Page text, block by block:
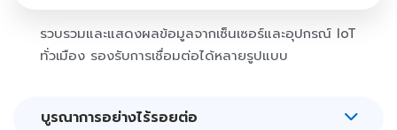
รวบรวมและแสดงผลข้อมูลจากเซ็นเซอร์และอุปกรณ์ IoT
ทั่วเมือง รองรับการเชื่อมต่อได้หลายรูปแบบ
บูรณาการอย่างไร้รอยต่อ